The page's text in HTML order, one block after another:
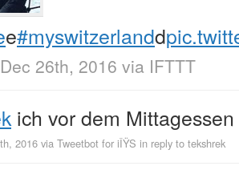
e#myswitzerlandd
26th, 2016 via IFTTT
ich vor dem
2016 via Tweetbot for iÎŸS in reply to tekshrek